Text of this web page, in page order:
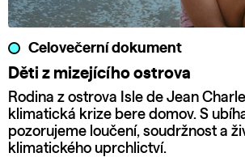
Celovečerní dokument
Děti z mizejícího ostrova
Rodina z ostrova Isle de Jean
klimatická krize bere domov. S
pozorujeme loučení, soudržnost a
klimatického uprchlictví.